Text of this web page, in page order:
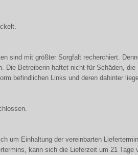
sind mit größter Sorgfalt recherchiert.
Die Betreiberin haftet nicht für Schäden, die
befindlichen Links und deren dahinter
um Einhaltung der vereinbarten
kann sich die Lieferzeit um 21 Tage